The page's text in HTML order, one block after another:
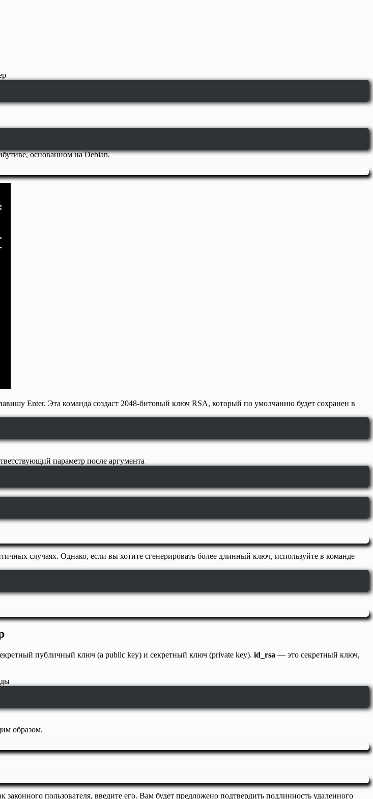
основанном на Debian.
Enter. Эта команда создаст 2048-битовый ключ RSA, который по умолчанию будет сохранен в
параметр после аргумента
случаях. Однако, если вы хотите сгенерировать более длинный ключ, используйте в команде
публичный ключ (a public key) и секретный ключ (private key). id_rsa — это секретный ключ,
образом.
пользователя, введите его. Вам будет предложено подтвердить подлинность удаленного